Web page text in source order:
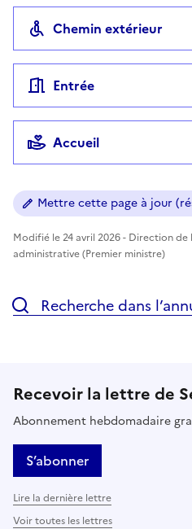
Chemin extérieur
Entrée
Accueil
Mettre cette page à jour
Modifié le 24 avril 2026 - Direction
administrative (Premier ministre)
Recherche dans
Recevoir la lettre de
Abonnement hebdomadaire
S’abonner
Lire la dernière lettre
Voir toutes les lettres